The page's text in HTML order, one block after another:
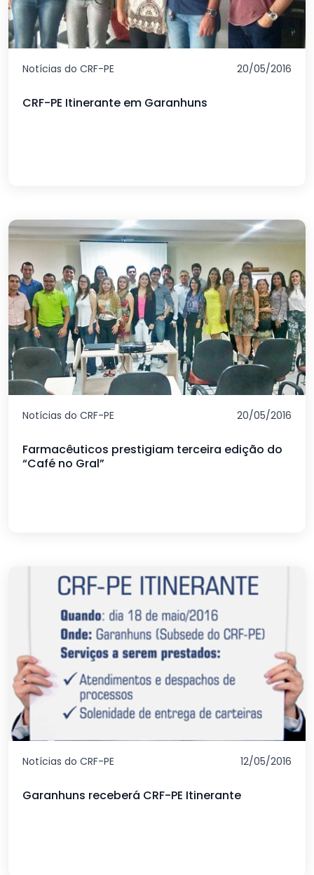
Notícias do CRF-PE 20/05/2016
CRF-PE Itinerante em Garanhuns
Notícias do CRF-PE 20/05/2016
Farmacêuticos prestigiam terceira edição do
“Café no Gral”
Notícias do CRF-PE 12/05/2016
Garanhuns receberá CRF-PE Itinerante